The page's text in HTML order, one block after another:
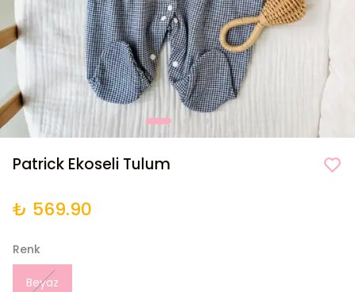
Patrick Ekoseli Tulum
₺ 569.90
Renk
Beyaz